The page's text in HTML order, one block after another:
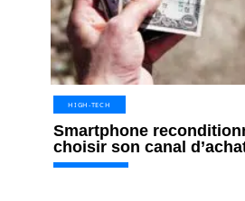
HIGH-TECH
Smartphone
choisir son canal